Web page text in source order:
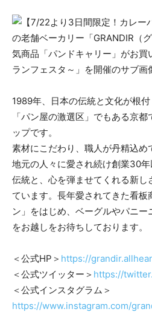
1989年、日本の伝統と文化が根
「パン屋の激選区」でもある京
ップです。
素材にこだわり、職人が丹精込め
地元の人々に愛され続け創業30
伝統と、心を弾ませてくれる新
ています。長年愛されてきた看板
ン」をはじめ、ベーグルやパニ
をお越しをお待ちしております。
＜公式HP＞ https://
＜公式ツイッター＞ https://
＜公式インスタグラム＞
https://www.instagram.com/